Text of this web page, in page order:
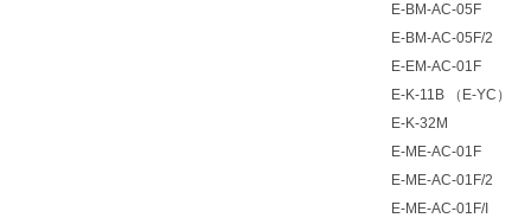
E-BM-AC-05F
E-BM-AC-05F/2
E-EM-AC-01F
E-K-11B （E-YC）
E-K-32M
E-ME-AC-01F
E-ME-AC-01F/2
E-ME-AC-01F/I